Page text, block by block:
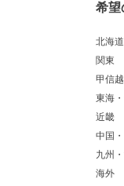
希望
北海
関東
甲信
東海
近畿
中国
九州
海外